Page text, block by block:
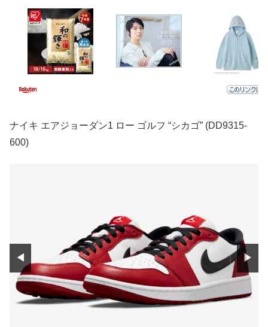
ナイキ エアジョーダン1 ロー ゴルフ “シカゴ” (DD9315-
600)
◀ ▶